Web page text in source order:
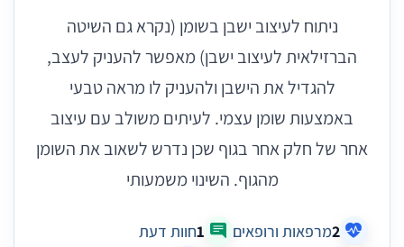
ניתוח לעיצוב ישבן בשומן (נקרא גם השיטה
הברזילאית לעיצוב ישבן) מאפשר להעניק לעצב,
להגדיל את הישבן ולהעניק לו מראה טבעי
באמצעות שומן עצמי. לעיתים משולב עם עיצוב
אחר של חלק אחר בגוף שכן נדרש לשאוב את השומן
מהגוף. השינוי משמעותי
2 מרפאות ורופאים 1 חוות דעת